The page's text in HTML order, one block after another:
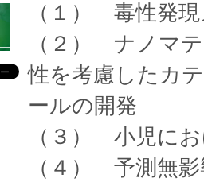
（１） 毒性発
（２） ナノマ
性を考慮したカ
ールの開発
（３） 小児に
（４） 予測無